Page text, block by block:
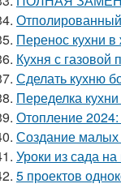
Перенос кухни
Кухня с газовой
Сделать кухню
Переделка
Отопление
Создание малых
Уроки из сада на
5 проектов